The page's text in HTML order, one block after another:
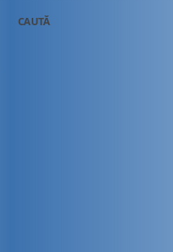
CAUTĂ